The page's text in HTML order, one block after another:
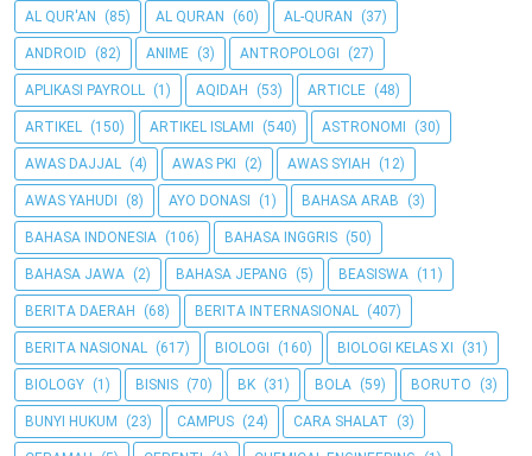
AL QUR'AN (85) AL QURAN (60) AL-QURAN (37)
ANDROID (82) ANIME (3) ANTROPOLOGI (27)
APLIKASI PAYROLL (1) AQIDAH (53) ARTICLE (48)
ARTIKEL (150) ARTIKEL ISLAMI (540) ASTRONOMI (30)
AWAS DAJJAL (4) AWAS PKI (2) AWAS SYIAH (12)
AWAS YAHUDI (8) AYO DONASI (1) BAHASA ARAB (3)
BAHASA INDONESIA (106) BAHASA INGGRIS (50)
BAHASA JAWA (2) BAHASA JEPANG (5) BEASISWA (11)
BERITA DAERAH (68) BERITA INTERNASIONAL (407)
BERITA NASIONAL (617) BIOLOGI (160) BIOLOGI KELAS XI (31)
BIOLOGY (1) BISNIS (70) BK (31) BOLA (59) BORUTO (3)
BUNYI HUKUM (23) CAMPUS (24) CARA SHALAT (3)